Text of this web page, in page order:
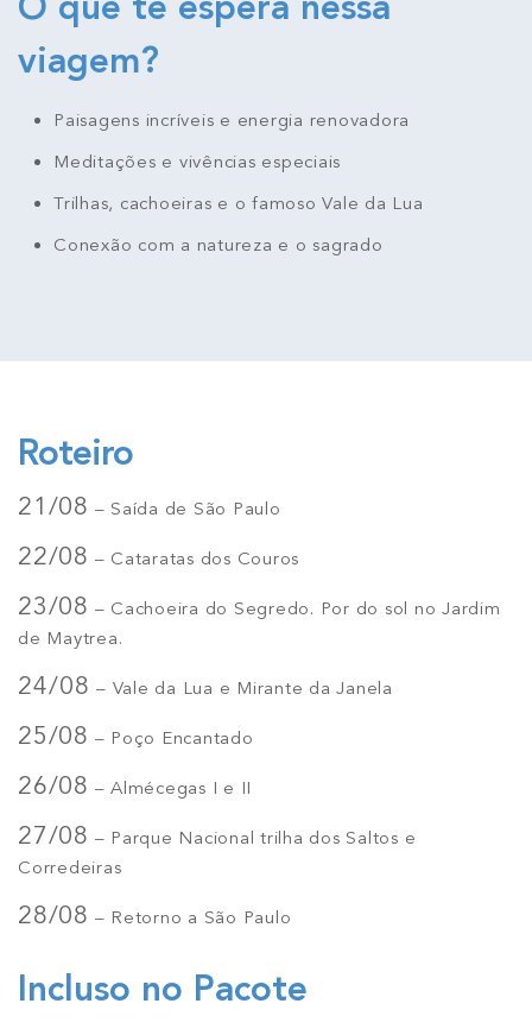
viagem?
Paisagens incríveis e energia renovadora
Meditações e vivências especiais
Trilhas, cachoeiras e o famoso Vale da Lua
Conexão com a natureza e o sagrado
Roteiro
21/08 – Saída de São Paulo
22/08 – Cataratas dos Couros
23/08 – Cachoeira do Segredo. Por do sol no Jardim
de Maytrea.
24/08 – Vale da Lua e Mirante da Janela
25/08 – Poço Encantado
26/08 – Almécegas I e II
27/08 – Parque Nacional trilha dos Saltos e
Corredeiras
28/08 – Retorno a São Paulo
Incluso no Pacote